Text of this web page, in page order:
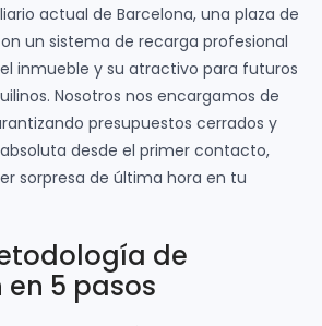
actual de Barcelona, una plaza de
un sistema de recarga profesional
inmueble y su atractivo para futuros
Nosotros nos encargamos de
presupuestos cerrados y
desde el primer contacto,
sorpresa de última hora en tu
de
5 pasos